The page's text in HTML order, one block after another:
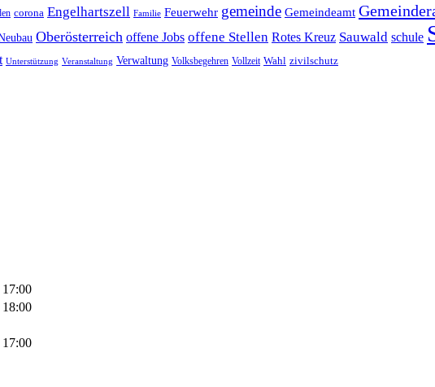
corona Engelhartszell Familie Feuerwehr gemeinde Gemeindeamt
Oberösterreich offene Jobs offene Stellen Rotes Kreuz Sauwald schule
Unterstützung Veranstaltung Verwaltung Volksbegehren Vollzeit Wahl zivilschutz
17:00
18:00
17:00